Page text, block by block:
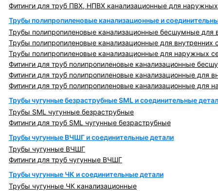
Фитинги для труб ПВХ, НПВХ канализационные для
Трубы полипропиленовые канализационные и
Трубы полипропиленовые канализационные бесшумные для
Трубы полипропиленовые канализационные для внутренних
Трубы полипропиленовые канализационные для наружных
Фитинги для труб полипропиленовые канализационные
Фитинги для труб полипропиленовые канализационные для
Фитинги для труб полипропиленовые канализационные для
Трубы чугунные безраструбные SML и соединительные
Трубы SML чугунные безраструбные
Фитинги для труб SML чугунные безраструбные
Трубы чугунные ВЧШГ и соединительные детали
Трубы чугунные ВЧШГ
Фитинги для труб чугунные ВЧШГ
Трубы чугунные ЧК и соединительные детали
Трубы чугунные ЧК канализационные